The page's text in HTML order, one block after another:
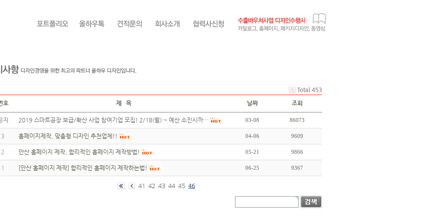
Total 453
호
제 목 날짜 조회
지 2019 스마트공장 보급/확산 사업 참여기업 모집! 2/18(월) ~ 예산 소진시까… 03-08 86073
3 홈페이지제작, 맞춤형 디자인 추천업체!! 04-06 9609
2 안산 홈페이지 제작, 합리적인 홈페이지 제작방법! 05-21 9866
1 [안산 홈페이지 제작] 합리적인 홈페이지 제작하는법! 06-25 9367
41 42 43 44 45 46